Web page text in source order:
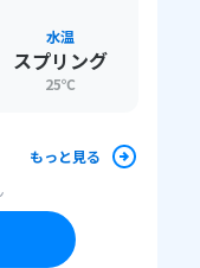
水温
スプリング
25℃
もっと見る